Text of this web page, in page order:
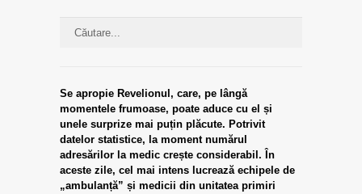
Se apropie Revelionul, care, pe lângă
momentele frumoase, poate aduce cu el și
unele surprize mai puțin plăcute. Potrivit
datelor statistice, la moment numărul
adresărilor la medic crește considerabil. În
aceste zile, cel mai intens lucrează echipele de
„ambulanță” și medicii din unitatea primiri